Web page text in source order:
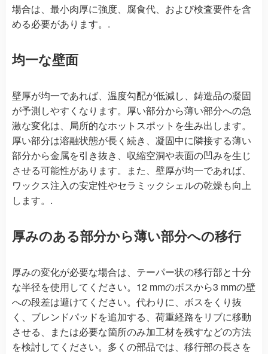
場合は、最小肉厚に強度、腐食代、および検査要件を含
める必要があります。.
均一な壁面
壁厚が均一であれば、温度勾配が低減し、鋳造品の凝固
が予測しやすくなります。厚い部分から薄い部分への急
激な変化は、局所的なホットスポットを生み出します。
厚い部分は溶融状態が長く続き、凝固中に隣接する薄い
部分から金属を引き抜き、収縮空洞や表面の凹みを生じ
させる可能性があります。また、壁厚が均一であれば、
ワックス注入の安定性やセラミックシェルの乾燥も向上
します。.
厚みのある部分から薄い部分への移行
厚みの変化が必要な場合は、テーパー状の移行部と十分
な半径を使用してください。12 mmのボスから3 mmの壁
への段差は避けてください。代わりに、ボスをくり抜
く、ブレンドパッドを追加する、荷重経路をリブに移動
させる、または必要な箇所のみ加工材を残すなどの方法
を検討してください。多くの部品では、移行部の長さを